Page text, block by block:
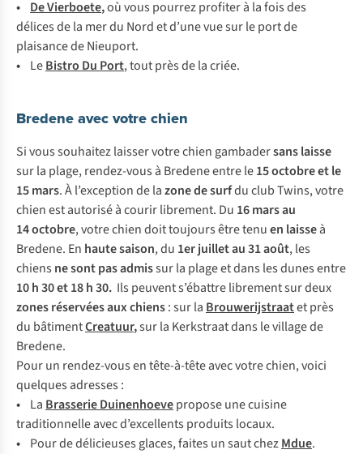
• De Vierboete,où vous pourrez profiter à la fois des
délices de la mer du Nord et d’une vue sur le port de
plaisance de Nieuport.
• LeBistro Du Port, tout près de la criée.
Bredene avec votre chien
Si vous souhaitez laisser votre chien gambadersans laisse
sur la plage, rendez-vous à Bredene entre le15 octobre et le
15 mars. À l’exception de lazone de surfdu club Twins, votre
chien est autorisé à courir librement. Du 16 mars au
14 octobre, votre chien doit toujours être tenuen laisseà
Bredene. En haute saison, du 1er juillet au 31 août, les
chiens ne sont pas admissur la plage et dans les dunes entre
10 h 30 et 18 h 30. Ils peuvent s’ébattre librement sur deux
zones réservées aux chiens: sur la Brouwerijstraatet près
du bâtimentCreatuur,sur la Kerkstraat dans le village de
Bredene.
Pour un rendez-vous en tête-à-tête avec votre chien, voici
quelques adresses :
• La Brasserie Duinenhoevepropose une cuisine
traditionnelle avec d’excellents produits locaux.
• Pour de délicieuses glaces, faites un saut chezMdue.